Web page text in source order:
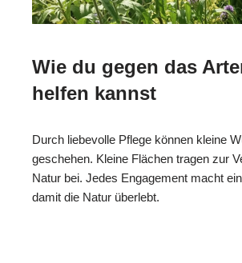
Wie du gegen das
helfen kannst
Durch liebevolle Pflege können kleine
geschehen. Kleine Flächen tragen zur
Natur bei. Jedes Engagement macht
damit die Natur überlebt.